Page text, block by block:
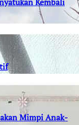
Mimpi Anak-